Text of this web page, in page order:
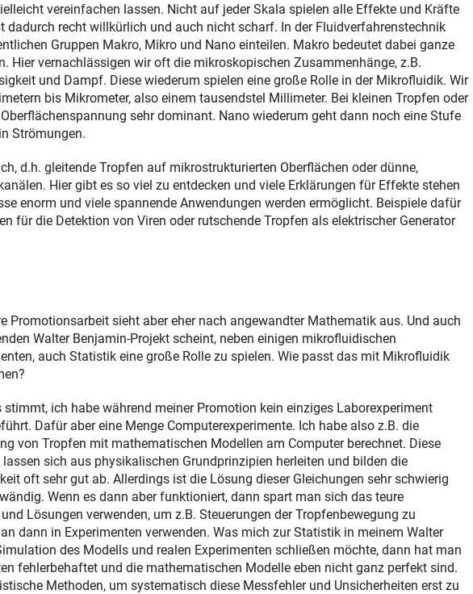
vereinfachen lassen. Nicht auf jeder Skala spielen alle Effekte und Kräfte
dadurch recht willkürlich und auch nicht scharf. In der Fluidverfahrenstechnik
Gruppen Makro, Mikro und Nano einteilen. Makro bedeutet dabei ganze
Hier vernachlässigen wir oft die mikroskopischen Zusammenhänge, z.B.
und Dampf. Diese wiederum spielen eine große Rolle in der Mikrofluidik. Wir
bis Mikrometer, also einem tausendstel Millimeter. Bei kleinen Tropfen oder
sehr dominant. Nano wiederum geht dann noch eine Stufe
Strömungen.
d.h. gleitende Tropfen auf mikrostrukturierten Oberflächen oder dünne,
Hier gibt es so viel zu entdecken und viele Erklärungen für Effekte stehen
enorm und viele spannende Anwendungen werden ermöglicht. Beispiele dafür
für die Detektion von Viren oder rutschende Tropfen als elektrischer Generator
Promotionsarbeit sieht aber eher nach angewandter Mathematik aus. Und auch
Walter Benjamin-Projekt scheint, neben einigen mikrofluidischen
auch Statistik eine große Rolle zu spielen. Wie passt das mit Mikrofluidik
stimmt, ich habe während meiner Promotion kein einziges Laborexperiment
Dafür aber eine Menge Computerexperimente. Ich habe also z.B. die
von Tropfen mit mathematischen Modellen am Computer berechnet. Diese
lassen sich aus physikalischen Grundprinzipien herleiten und bilden die
oft sehr gut ab. Allerdings ist die Lösung dieser Gleichungen sehr schwierig
Wenn es dann aber funktioniert, dann spart man sich das teure
Lösungen verwenden, um z.B. Steuerungen der Tropfenbewegung zu
dann in Experimenten verwenden. Was mich zur Statistik in meinem Walter
des Modells und realen Experimenten schließen möchte, dann hat man
fehlerbehaftet und die mathematischen Modelle eben nicht ganz perfekt sind.
Methoden, um systematisch diese Messfehler und Unsicherheiten erst zu